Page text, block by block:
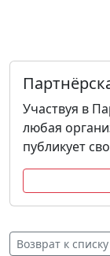
Участвуя в
любая
публикует
Возврат к списку